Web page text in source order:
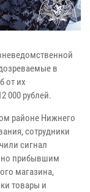
в
от их
000 рублей.
районе Нижнего
сотрудники
сигнал
прибывшим
магазина,
товары и